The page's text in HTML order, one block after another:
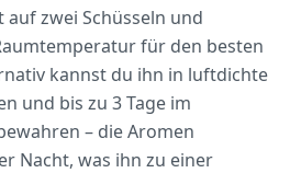
auf zwei Schüsseln und
für den besten
kannst du ihn in luftdichte
und bis zu 3 Tage im
– die Aromen
Nacht, was ihn zu einer